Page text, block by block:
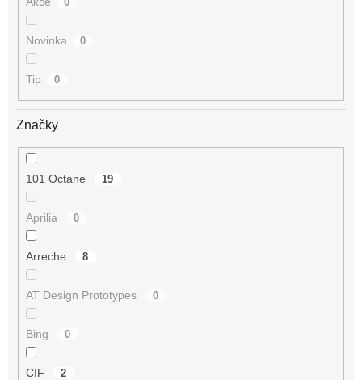
Novinka 0
Tip 0
Značky
101 Octane 19
Aprilia 0
Arreche 8
AT Design Prototypes 0
Bing 0
CIF 2